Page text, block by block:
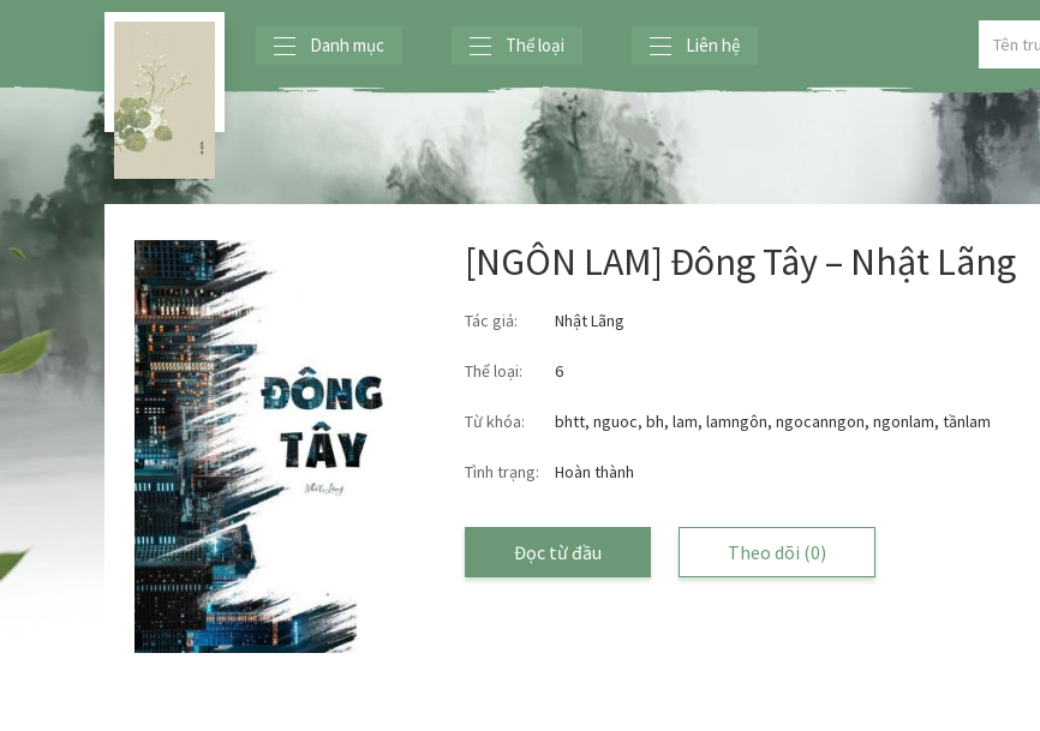
Danh mục Thể loại Liên hệ
[NGÔN LAM] Đông Tây – Nhật Lãng
Tác giả: Nhật Lãng
Thể loại: 6
Từ khóa: bhtt, nguoc, bh, lam, lamngôn, ngocanngon, ngonlam, tầnlam
Tình trạng: Hoàn thành
Đọc từ đầu Theo dõi (0)